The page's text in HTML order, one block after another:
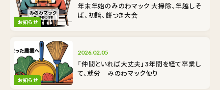
お知らせ
年末年始のみのわマック 大掃除、年越しそ
ば、初詣、餅つき大会
お知らせ
2026.02.05
「仲間といれば大丈夫」3年間を経て卒業し
て、就労 みのわマック便り